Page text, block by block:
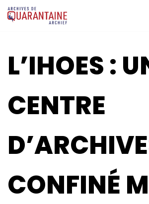
Meteen
naar
L’IHOES :
CENTRE
CONFINÉ